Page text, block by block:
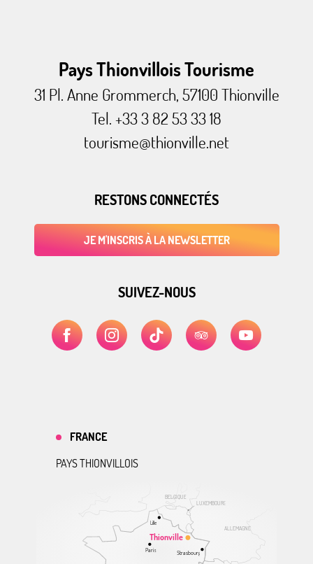
Pays Thionvillois Tourisme
31 Pl. Anne Grommerch, 57100 Thionville
Tel. +33 3 82 53 33 18
tourisme@thionville.net
RESTONS CONNECTÉS
JE M'INSCRIS À LA NEWSLETTER
SUIVEZ-NOUS
ALLEMAGNE
BELGIQUE
LUXEMBOURG
Thionville
Lille
Paris Strasbourg
FRANCE
PAYS THIONVILLOIS